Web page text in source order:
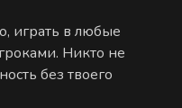
играть в любые
Никто не
без твоего